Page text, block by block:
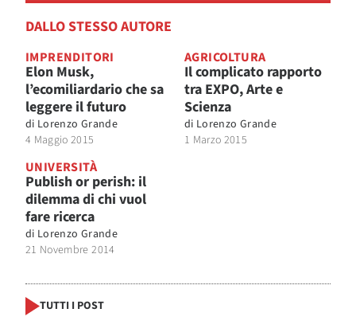
DALLO STESSO AUTORE
IMPRENDITORI
Elon Musk,
l’ecomiliardario che sa
leggere il futuro
di Lorenzo Grande
4 Maggio 2015
AGRICOLTURA
Il complicato rapporto
tra EXPO, Arte e
Scienza
di Lorenzo Grande
1 Marzo 2015
UNIVERSITÀ
Publish or perish: il
dilemma di chi vuol
fare ricerca
di Lorenzo Grande
21 Novembre 2014
TUTTI I POST